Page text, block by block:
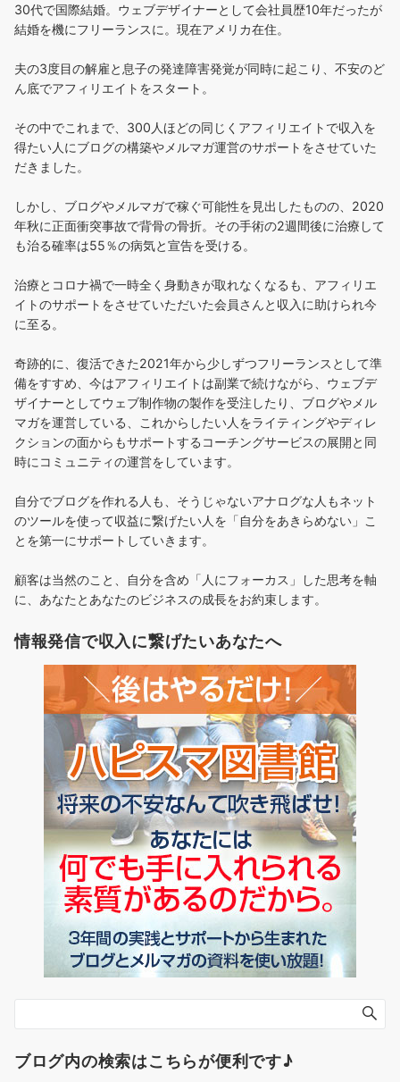
30代で国際結婚。ウェブデザイナーとして会社員歴10年だったが
結婚を機にフリーランスに。現在アメリカ在住。
夫の3度目の解雇と息子の発達障害発覚が同時に起こり、不安のど
ん底でアフィリエイトをスタート。
その中でこれまで、300人ほどの同じくアフィリエイトで収入を
得たい人にブログの構築やメルマガ運営のサポートをさせていた
だきました。
しかし、ブログやメルマガで稼ぐ可能性を見出したものの、2020
年秋に正面衝突事故で背骨の骨折。その手術の2週間後に治療して
も治る確率は55％の病気と宣告を受ける。
治療とコロナ禍で一時全く身動きが取れなくなるも、アフィリエ
イトのサポートをさせていただいた会員さんと収入に助けられ今
に至る。
奇跡的に、復活できた2021年から少しずつフリーランスとして準
備をすすめ、今はアフィリエイトは副業で続けながら、ウェブデ
ザイナーとしてウェブ制作物の製作を受注したり、ブログやメル
マガを運営している、これからしたい人をライティングやディレ
クションの面からもサポートするコーチングサービスの展開と同
時にコミュニティの運営をしています。
自分でブログを作れる人も、そうじゃないアナログな人もネット
のツールを使って収益に繋げたい人を「自分をあきらめない」こ
とを第一にサポートしていきます。
顧客は当然のこと、自分を含め「人にフォーカス」した思考を軸
に、あなたとあなたのビジネスの成長をお約束します。
情報発信で収入に繋げたいあなたへ
ブログ内の検索はこちらが便利です♪